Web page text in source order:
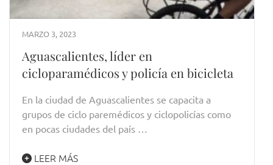
MARZO 3, 2023
Aguascalientes, líder en
cicloparamédicos y policía en bicicleta
En la ciudad de Aguascalientes se capacita a
grupos de ciclo paremédicos y ciclopolicías como
en pocas ciudades del país …
LEER MÁS